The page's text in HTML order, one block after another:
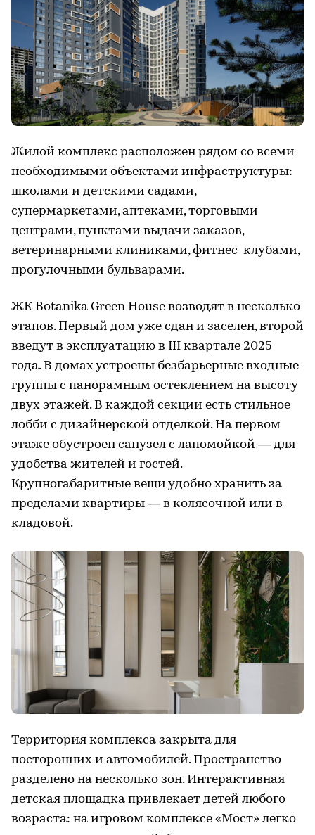
Жилой комплекс расположен рядом со всеми
необходимыми объектами инфраструктуры:
школами и детскими садами,
супермаркетами, аптеками, торговыми
центрами, пунктами выдачи заказов,
ветеринарными клиниками, фитнес-клубами,
прогулочными бульварами.
ЖК Botanika Green House возводят в несколько
этапов. Первый дом уже сдан и заселен, второй
введут в эксплуатацию в III квартале 2025
года. В домах устроены безбарьерные входные
группы с панорамным остеклением на высоту
двух этажей. В каждой секции есть стильное
лобби с дизайнерской отделкой. На первом
этаже обустроен санузел с лапомойкой — для
удобства жителей и гостей.
Крупногабаритные вещи удобно хранить за
пределами квартиры — в колясочной или в
кладовой.
Территория комплекса закрыта для
посторонних и автомобилей. Пространство
разделено на несколько зон. Интерактивная
детская площадка привлекает детей любого
возраста: на игровом комплексе «Мост» легко